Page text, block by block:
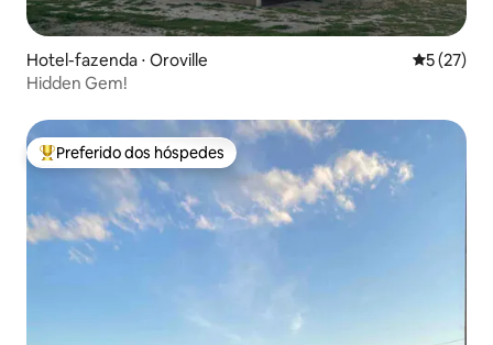
Hotel-fazenda ⋅ Oroville 5 de uma
5 (27)
Hidden Gem!
Entre os melhores preferidos dos hóspedes
Preferido dos hóspedes